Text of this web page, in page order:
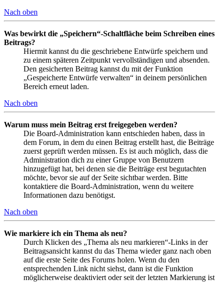
Nach oben
Was bewirkt die „Speichern“-Schaltfläche beim Schreiben eines
Beitrags?
Hiermit kannst du die geschriebene Entwürfe speichern und
zu einem späteren Zeitpunkt vervollständigen und absenden.
Den gesicherten Beitrag kannst du mit der Funktion
„Gespeicherte Entwürfe verwalten“ in deinem persönlichen
Bereich erneut laden.
Nach oben
Warum muss mein Beitrag erst freigegeben werden?
Die Board-Administration kann entschieden haben, dass in
dem Forum, in dem du einen Beitrag erstellt hast, die Beiträge
zuerst geprüft werden müssen. Es ist auch möglich, dass die
Administration dich zu einer Gruppe von Benutzern
hinzugefügt hat, bei denen sie die Beiträge erst begutachten
möchte, bevor sie auf der Seite sichtbar werden. Bitte
kontaktiere die Board-Administration, wenn du weitere
Informationen dazu benötigst.
Nach oben
Wie markiere ich ein Thema als neu?
Durch Klicken des „Thema als neu markieren“-Links in der
Beitragsansicht kannst du das Thema wieder ganz nach oben
auf die erste Seite des Forums holen. Wenn du den
entsprechenden Link nicht siehst, dann ist die Funktion
möglicherweise deaktiviert oder seit der letzten Markierung ist